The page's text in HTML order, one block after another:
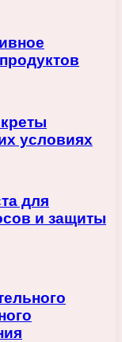
условиях
для
и защиты